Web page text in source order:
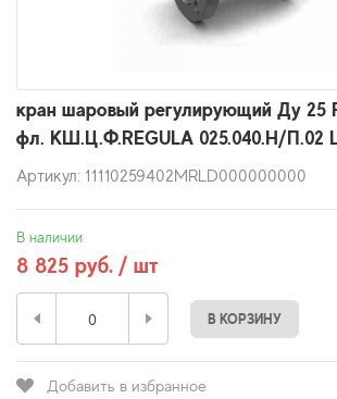
кран шаровый регулирующий Ду 25
фл. КШ.Ц.Ф.REGULA 025.040.Н/П.02
Артикул: 11110259402MRLD000000000
В наличии
8 825 руб. / шт
В КОРЗИНУ
Добавить в избранное